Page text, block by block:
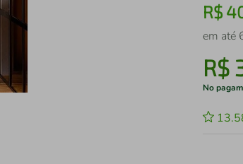
R$
em até
R$
No